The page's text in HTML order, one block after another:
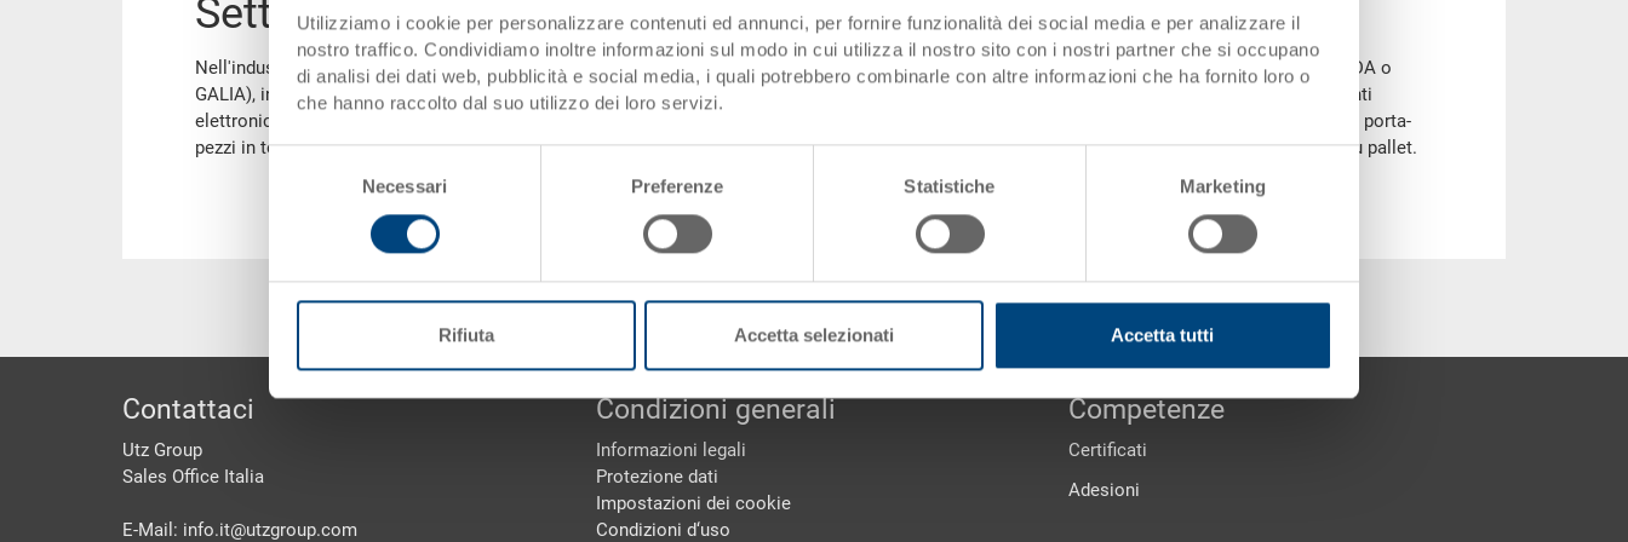
Utilizziamo i cookie per personalizzare contenuti ed annunci, per fornire funzionalità dei social media e per analizzare il
nostro traffico. Condividiamo inoltre informazioni sul modo in cui utilizza il nostro sito con i nostri partner che si occupano
di analisi dei dati web, pubblicità e social media, i quali potrebbero combinarle con altre informazioni che ha fornito loro o
che hanno raccolto dal suo utilizzo dei loro servizi.
Selezione
Necessari Preferenze Statistiche Marketing
Rifiuta Accetta selezionati Accetta tutti
Settore automobilistico
Nell'industria automobilistica si impiegano principalmente contenitori di plastica, in parte di piccole dimensioni a norma specifica del Paese (VDA o
GALIA), in parte di grandi dimensioni (GLT). Per utilizzi speciali vengono inoltre impiegati altri contenitori di plastica ad esempio: per i componenti
elettronici contenitori ESD, per sostanze pericolose contenitori omologati per questo tipo di trasporto, per componenti facilmente danneggiabili porta-
pezzi in termoformato inseriti in contenitori stampati ad iniezione. I diversi tipi di contenitori/supporti vengono combinati in unità di trasporto su pallet.
piè di pagine
Contattaci
Utz Group
Sales Office Italia
E-Mail: info.it@utzgroup.com
Condizioni generali
Informazioni legali
Protezione dati
Impostazioni dei cookie
Condizioni d‘uso
Competenze
Certificati
Adesioni